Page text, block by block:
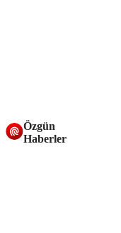
Özgün
Haberler